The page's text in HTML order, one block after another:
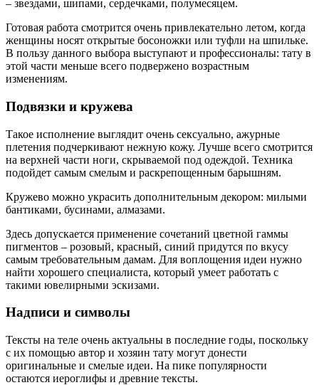
– звездами, шипами, сердечками, полумесяцем.
Готовая работа смотрится очень привлекательно летом, когда
женщины носят открытые босоножки или туфли на шпильке.
В пользу данного выбора выступают и профессионалы: тату в
этой части меньше всего подвержено возрастным
изменениям.
Подвязки и кружева
Такое исполнение выглядит очень сексуально, ажурные
плетения подчеркивают нежную кожу. Лучше всего смотрится
на верхней части ноги, скрываемой под одеждой. Техника
подойдет самым смелым и раскрепощенным барышням.
Кружево можно украсить дополнительным декором: милыми
бантиками, бусинами, алмазами.
Здесь допускается применение сочетаний цветной гаммы
пигментов – розовый, красный, синий придутся по вкусу
самым требовательным дамам. Для воплощения идеи нужно
найти хорошего специалиста, который умеет работать с
такими ювелирными эскизами.
Надписи и символы
Тексты на теле очень актуальны в последние годы, поскольку
с их помощью автор и хозяин тату могут донести
оригинальные и смелые идеи. На пике популярности
остаются иероглифы и древние тексты.